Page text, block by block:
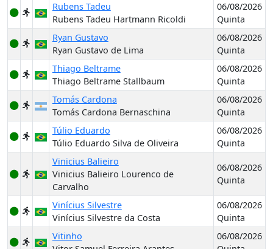
Rubens Tadeu
Rubens Tadeu Hartmann Ricoldi
06/08/2026
Quinta
Ryan Gustavo
Ryan Gustavo de Lima
06/08/2026
Quinta
Thiago Beltrame
Thiago Beltrame Stallbaum
06/08/2026
Quinta
Tomás Cardona
Tomás Cardona Bernaschina
06/08/2026
Quinta
Túlio Eduardo
Túlio Eduardo Silva de Oliveira
06/08/2026
Quinta
Vinicius Balieiro
Vinicius Balieiro Lourenco de
Carvalho
06/08/2026
Quinta
Vinícius Silvestre
Vinícius Silvestre da Costa
06/08/2026
Quinta
Vitinho
06/08/2026